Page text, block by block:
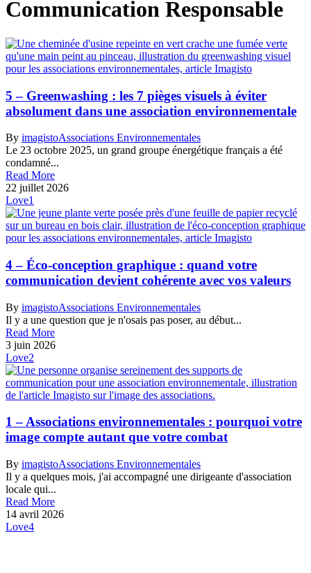
Communication Responsable
5 – Greenwashing : les 7 pièges visuels à éviter
absolument dans une association environnementale
By imagistoAssociations Environnementales
Le 23 octobre 2025, un grand groupe énergétique français a été
condamné...
Read More
22 juillet 2026
Love1
4 – Éco-conception graphique : quand votre
communication devient cohérente avec vos valeurs
By imagistoAssociations Environnementales
Il y a une question que je n'osais pas poser, au début...
Read More
3 juin 2026
Love2
1 – Associations environnementales : pourquoi votre
image compte autant que votre combat
By imagistoAssociations Environnementales
Il y a quelques mois, j'ai accompagné une dirigeante d'association
locale qui...
Read More
14 avril 2026
Love4